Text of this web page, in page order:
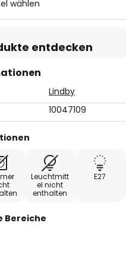
wählen
entdecken
Lindby
10047109
Leuchtmitt
el nicht
enthalten
E27
Bereiche